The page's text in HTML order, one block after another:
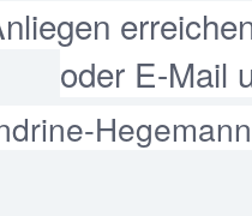
oder E-Mail